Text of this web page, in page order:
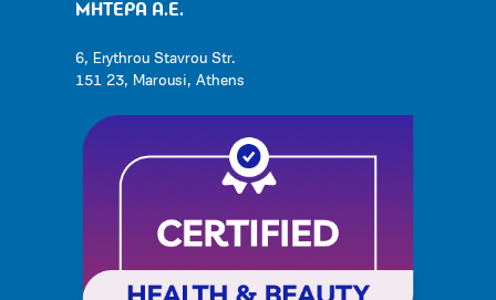
ΜΗΤΕΡΑ Α.Ε.
6, Erythrou Stavrou Str.
151 23, Marousi, Athens